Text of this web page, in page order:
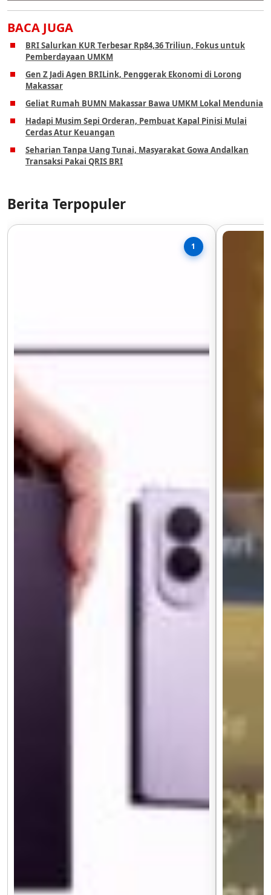
BACA JUGA
BRI Salurkan KUR Terbesar Rp84,36 Triliun, Fokus untuk
Pemberdayaan UMKM
Gen Z Jadi Agen BRILink, Penggerak Ekonomi di Lorong
Makassar
Geliat Rumah BUMN Makassar Bawa UMKM Lokal Mendunia
Hadapi Musim Sepi Orderan, Pembuat Kapal Pinisi Mulai
Cerdas Atur Keuangan
Seharian Tanpa Uang Tunai, Masyarakat Gowa Andalkan
Transaksi Pakai QRIS BRI
Berita Terpopuler
1